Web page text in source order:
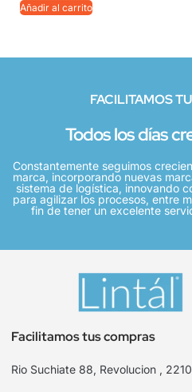
Añadir al carrito
FACILITAMOS
Todos los días
Constantemente seguimos
marca, incorporando nuevas
sistema de logística, innovando
para agilizar los procesos, entre
fin de tener un excelente
Facilitamos tus compras
Rio Suchiate 88, Revolucion ,